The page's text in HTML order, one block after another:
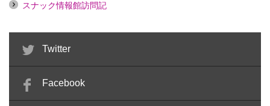
スナック情報館訪問記
Twitter
Facebook